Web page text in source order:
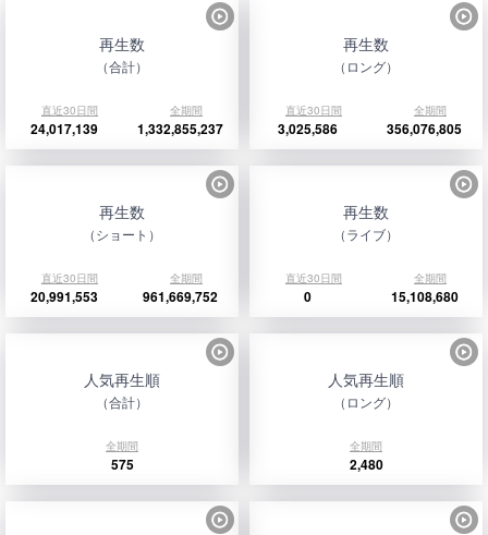
再生数
（合計）
直近30日間 全期間
24,017,139 1,332,855,237
再生数
（ロング）
直近30日間 全期間
3,025,586 356,076,805
再生数
（ショート）
直近30日間 全期間
20,991,553 961,669,752
再生数
（ライブ）
直近30日間 全期間
0 15,108,680
人気再生順
（合計）
全期間
575
人気再生順
（ロング）
全期間
2,480